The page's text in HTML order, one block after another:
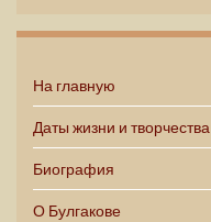
На главную
Даты жизни и творчества
Биография
О Булгакове